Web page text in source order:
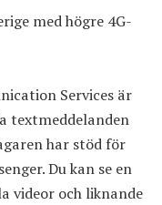
med högre 4G-
Services är
textmeddelanden
har stöd för
Du kan se en
videor och liknande